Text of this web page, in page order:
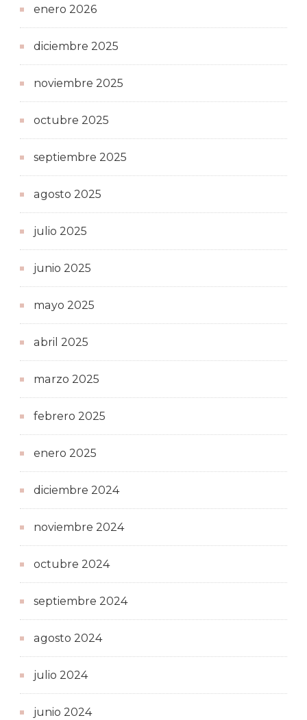
enero 2026
diciembre 2025
noviembre 2025
octubre 2025
septiembre 2025
agosto 2025
julio 2025
junio 2025
mayo 2025
abril 2025
marzo 2025
febrero 2025
enero 2025
diciembre 2024
noviembre 2024
octubre 2024
septiembre 2024
agosto 2024
julio 2024
junio 2024